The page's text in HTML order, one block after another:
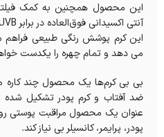
این محصول همچنین به کمک
این کرم پوشش رنگی طبیعی
می دهد و تمام چهره را یکدست
بی بی کرم‌ها یک محصول چند کاره می
ضد آفتاب و کرم پودر تشکیل شده
عنوان یک محصول مراقبت پوستی
پودر، پرایمر، کانسیلر بی نیاز کند.